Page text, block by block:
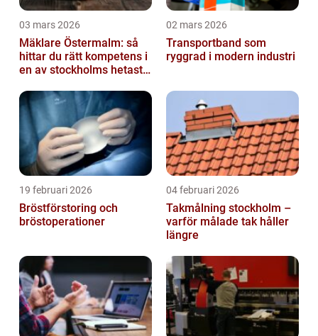
03 mars 2026
Mäklare Östermalm: så
hittar du rätt kompetens i
en av stockholms hetaste
02 mars 2026
Transportband som
ryggrad i modern industri
19 februari 2026
Bröstförstoring och
bröstoperationer
04 februari 2026
Takmålning stockholm –
varför målade tak håller
längre